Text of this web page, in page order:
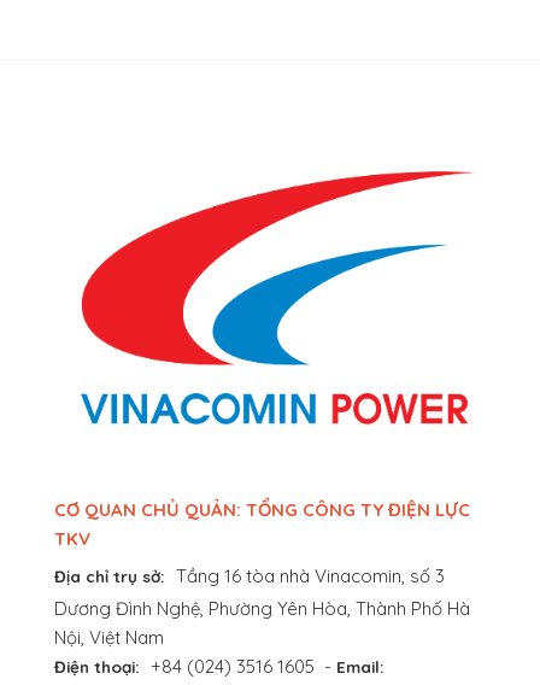
CƠ QUAN CHỦ QUẢN: TỔNG CÔNG TY ĐIỆN LỰC
TKV
Địa chỉ trụ sở: Tầng 16 tòa nhà Vinacomin, số 3
Dương Đình Nghệ, Phường Yên Hòa, Thành Phố Hà
Nội, Việt Nam
Điện thoại: +84 (024) 3516 1605 - Email: